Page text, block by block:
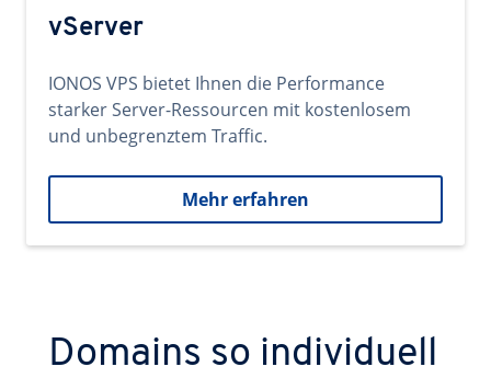
vServer
IONOS VPS bietet Ihnen die Performance
starker Server-Ressourcen mit kostenlosem
und unbegrenztem Traffic.
Mehr erfahren
Domains so individuell